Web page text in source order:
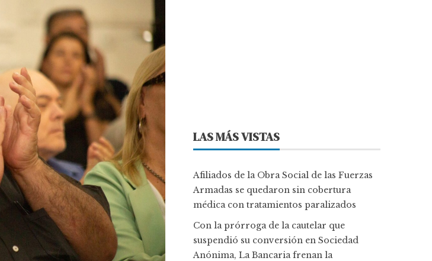
LAS MÁS VISTAS
Afiliados de la Obra Social de las Fuerzas
Armadas se quedaron sin cobertura
médica con tratamientos paralizados
Con la prórroga de la cautelar que
suspendió su conversión en Sociedad
Anónima, La Bancaria frenan la